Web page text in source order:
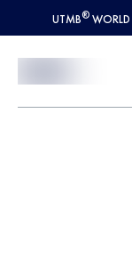
UTMB® WORLD